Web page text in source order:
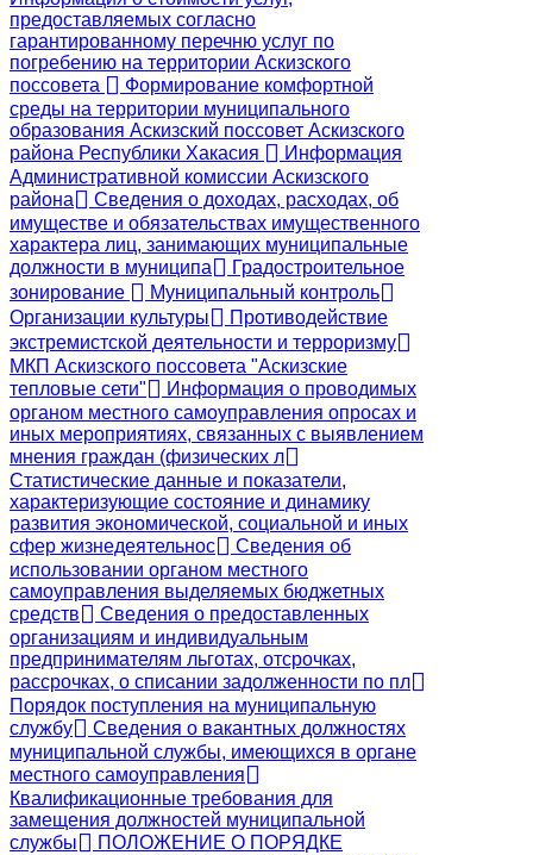
предоставляемых согласно
гарантированному перечню услуг по
погребению на территории Аскизского
поссовета
Формирование комфортной
среды на территории муниципального
образования Аскизский поссовет Аскизского
района Республики Хакасия
Информация
Административной комиссии Аскизского
района
Сведения о доходах, расходах, об
имуществе и обязательствах имущественного
характера лиц, занимающих муниципальные
должности в муниципа
Градостроительное
зонирование
Муниципальный контроль
Организации культуры
Противодействие
экстремистской деятельности и терроризму
МКП Аскизского поссовета "Аскизские
тепловые сети"
Информация о проводимых
органом местного самоуправления опросах и
иных мероприятиях, связанных с выявлением
мнения граждан (физических л
Статистические данные и показатели,
характеризующие состояние и динамику
развития экономической, социальной и иных
сфер жизнедеятельнос
Сведения об
использовании органом местного
самоуправления выделяемых бюджетных
средств
Сведения о предоставленных
организациям и индивидуальным
предпринимателям льготах, отсрочках,
рассрочках, о списании задолженности по пл
Порядок поступления на муниципальную
службу
Сведения о вакантных должностях
муниципальной службы, имеющихся в органе
местного самоуправления
Квалификационные требования для
замещения должностей муниципальной
службы
ПОЛОЖЕНИЕ О ПОРЯДКЕ